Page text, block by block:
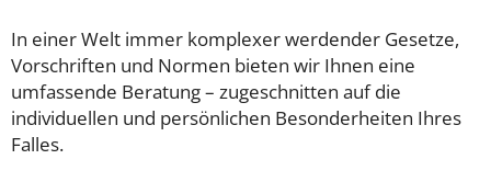
In einer Welt immer komplexer werdender Gesetze,
Vorschriften und Normen bieten wir Ihnen eine
umfassende Beratung – zugeschnitten auf die
individuellen und persönlichen Besonderheiten Ihres
Falles.